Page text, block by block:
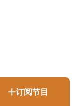
订阅节目